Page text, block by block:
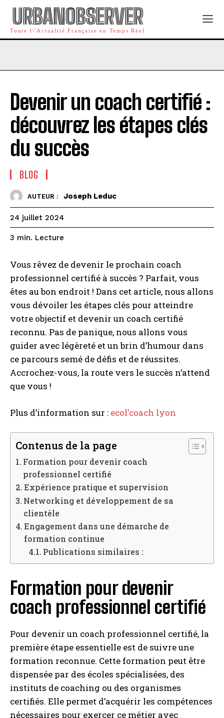
URBANOBSERVER
Toute l\'Actualité Française en Temps Réel
Devenir un coach certifié :
découvrez les étapes clés
du succès
BLOG
AUTEUR : Joseph Leduc
24 juillet 2024
3 min. Lecture
Vous rêvez de devenir le prochain coach
professionnel certifié à succès ? Parfait, vous
êtes au bon endroit ! Dans cet article, nous allons
vous dévoiler les étapes clés pour atteindre
votre objectif et devenir un coach certifié
reconnu. Pas de panique, nous allons vous
guider avec légèreté et un brin d’humour dans
ce parcours semé de défis et de réussites.
Accrochez-vous, la route vers le succès n’attend
que vous !
Plus d’information sur : ecol’coach lyon
Contenus de la page
Formation pour devenir coach
professionnel certifié
Expérience pratique et supervision
Networking et développement de sa
clientèle
Engagement dans une démarche de
formation continue
Publications similaires :
Formation pour devenir
coach professionnel certifié
Pour devenir un coach professionnel certifié, la
première étape essentielle est de suivre une
formation reconnue. Cette formation peut être
dispensée par des écoles spécialisées, des
instituts de coaching ou des organismes
certifiés. Elle permet d’acquérir les compétences
nécessaires pour exercer ce métier avec